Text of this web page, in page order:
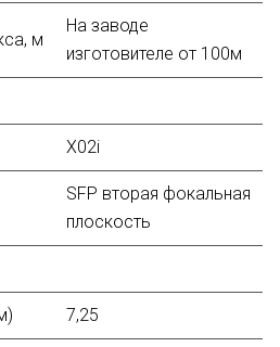
м
На заводе
изготовителе от 100м
X02i
SFP вторая фокальная
плоскость
7,25